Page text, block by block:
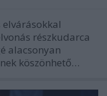
részkudarca
alacsonyan
köszönhető…